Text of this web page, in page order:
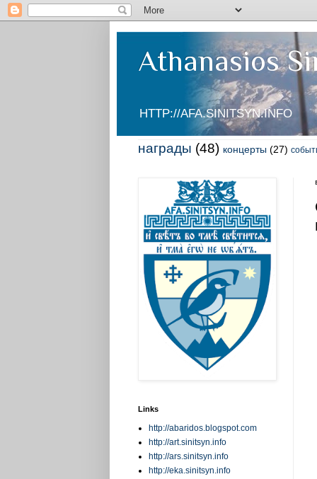
Athanasios
HTTP://AFA.SINITSYN.INFO
награды (48) концерты (27)
Links
http://abaridos.blogspot.com
http://art.sinitsyn.info
http://ars.sinitsyn.info
http://eka.sinitsyn.info